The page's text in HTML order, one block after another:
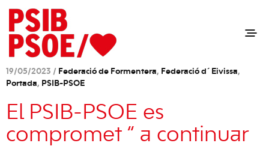
19/05/2023 / Federació de Formentera, Federació d´Eivissa,
Portada, PSIB-PSOE
El PSIB-PSOE es
compromet “ a continuar